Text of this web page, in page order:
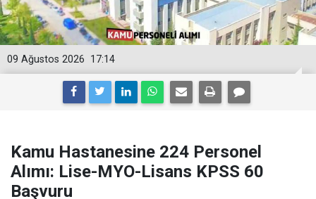
17:14
09 Ağustos 2026
Kamu Hastanesine 224 Personel
Alımı: Lise-MYO-Lisans KPSS 60
Başvuru